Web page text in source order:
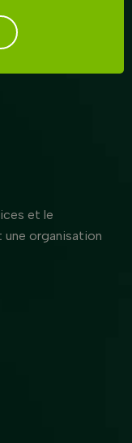
et le
organisation